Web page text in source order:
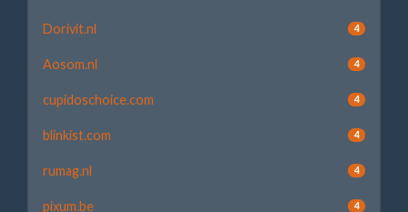
Dorivit.nl 4
Aosom.nl 4
cupidoschoice.com 4
blinkist.com 4
rumag.nl 4
pixum.be 4